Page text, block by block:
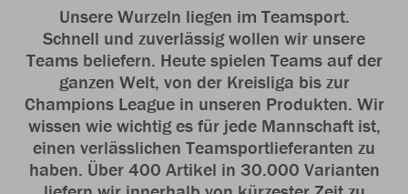
Unsere Wurzeln liegen im Teamsport.
Schnell und zuverlässig wollen wir unsere
Teams beliefern. Heute spielen Teams auf der
ganzen Welt, von der Kreisliga bis zur
Champions League in unseren Produkten. Wir
wissen wie wichtig es für jede Mannschaft ist,
einen verlässlichen Teamsportlieferanten zu
haben. Über 400 Artikel in 30.000 Varianten